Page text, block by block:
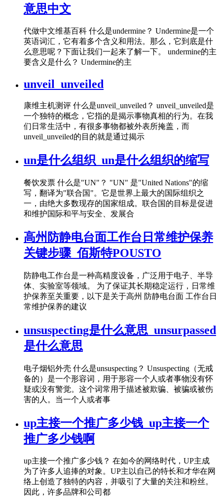
意思中文
代做中文维基百科 什么是undermine？ Undermine是一个
英语词汇，它有着多个含义和用法。那么，它到底是什
么意思呢？下面让我们一起来了解一下。 undermine的主
要含义是什么？ Undermine的主
unveil_unveiled
康维主机测评 什么是unveil_unveiled？ unveil_unveiled是
一个独特的概念，它指的是揭示事物真相的行为。在我
们日常生活中，有很多事物都被外表所掩盖，而
unveil_unveiled的目的就是通过揭示
un是什么组织_un是什么组织的缩写
餐饮发票 什么是"UN"？ "UN" 是"United Nations"的缩
写，翻译为"联合国"。它是世界上最大的国际组织之
一，由绝大多数现存的国家组成。联合国的目标是促进
和维护国际和平与安全、发展合
高州防静电台面工作台日常维护保养
关键步骤_佰斯特POUSTO
防静电工作台是一种高精度设备，广泛用于电子、半导
体、实验室等领域。 为了保证其长期稳定运行，日常维
护保养至关重要，以下是关于高州 防静电台面 工作台日
常维护保养的建议
unsuspecting是什么意思_unsurpassed
是什么意思
电子烟铝外壳 什么是unsuspecting？ Unsuspecting（无戒
备的）是一个形容词，用于形容一个人或者事物没有怀
疑或没有警觉。这个词常用于描述被欺骗、被骗或被伤
害的人。当一个人或者事
up主接一个推广多少钱_up主接一个
推广多少钱啊
up主接一个推广多少钱？ 在如今的网络时代，UP主成
为了许多人追捧的对象。UP主以自己的特长和才华在网
络上创造了独特的内容，并吸引了大量的关注和粉丝。
因此，许多品牌和公司都